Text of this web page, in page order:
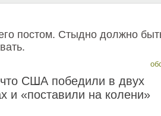
постом. Стыдно должно
США победили в двух
и «поставили на колени»